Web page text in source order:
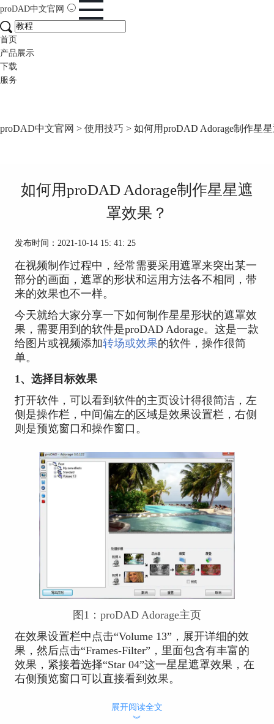
proDAD中文官网
首页
产品展示
下载
服务
proDAD中文官网 > 使用技巧 > 如何用proDAD Adorage制作星
如何用proDAD Adorage制作星星遮
罩效果？
发布时间：2021-10-14 15: 41: 25
在视频制作过程中，经常需要采用遮罩来突出某一
部分的画面，遮罩的形状和运用方法各不相同，带
来的效果也不一样。
今天就给大家分享一下如何制作星星形状的遮罩效
果，需要用到的软件是proDAD Adorage。这是一款
给图片或视频添加转场或效果的软件，操作很简
单。
1、选择目标效果
打开软件，可以看到软件的主页设计得很简洁，左
侧是操作栏，中间偏左的区域是效果设置栏，右侧
则是预览窗口和操作窗口。
图1：proDAD Adorage主页
在效果设置栏中点击“Volume 13”，展开详细的效
果，然后点击“Frames-Filter”，里面包含有丰富的
效果，紧接着选择“Star 04”这一星星遮罩效果，在
右侧预览窗口可以直接看到效果。
展开阅读全文
︾